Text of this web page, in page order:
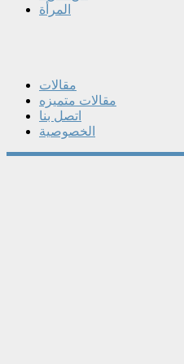
المرأة
مقالات
مقالات متميزه
اتصل بنا
الخصوصية